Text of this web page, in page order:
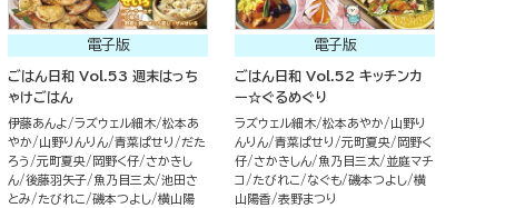
電子版
ごはん日和 Vol.53 週末はっち
ゃけごはん
伊藤あんよ ラズウェル細木 松本あ
やか
山野りんりん 青菜ぱせり
だた
ろう
元町夏央 岡野く仔 さかきし
ん 後藤羽矢子 魚乃目三太 池田さ
とみ
たびれこ 磯本つよし 横山陽
電子版
ごはん日和 Vol.52 キッチンカ
ー☆ぐるめぐり
ラズウェル細木 松本あやか
山野り
んりん 青菜ぱせり 元町夏央
岡野く
仔 さかきしん 魚乃目三太
並庭マチ
コ
たびれこ なぐも 磯本つよし 横
山陽香
表野まつり